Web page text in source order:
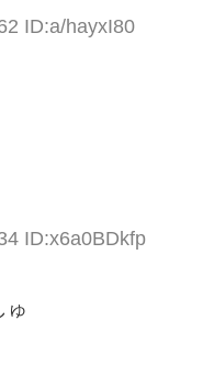
ID:a/hayxI80
ID:x6a0BDkfp
ゅ